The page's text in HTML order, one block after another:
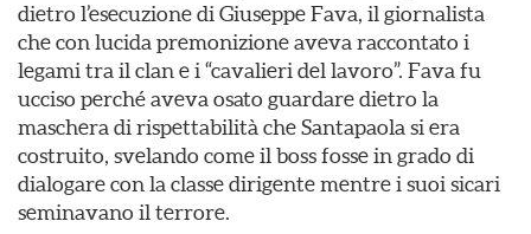
dietro l’esecuzione di Giuseppe Fava, il giornalista
che con lucida premonizione aveva raccontato i
legami tra il clan e i “cavalieri del lavoro”. Fava fu
ucciso perché aveva osato guardare dietro la
maschera di rispettabilità che Santapaola si era
costruito, svelando come il boss fosse in grado di
dialogare con la classe dirigente mentre i suoi sicari
seminavano il terrore.